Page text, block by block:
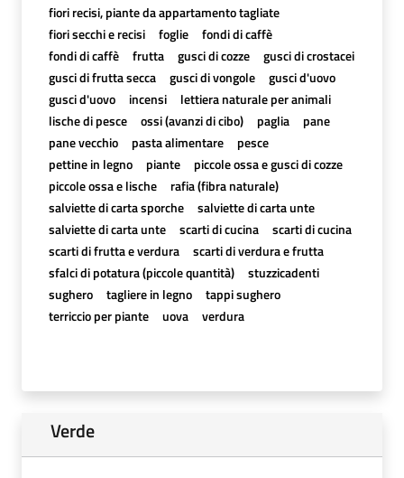
fiori recisi, piante da appartamento tagliate
fiori secchi e recisi
foglie
fondi di caffè
fondi di caffè
frutta gusci di cozze
gusci di crostacei
gusci di frutta secca
gusci di vongole
gusci d'uovo
gusci d'uovo
incensi
lettiera naturale per animali
lische di pesce
ossi (avanzi di cibo) paglia
pane
pane vecchio
pasta alimentare
pesce
pettine in legno
piante
piccole ossa e gusci di cozze
piccole ossa e lische
rafia (fibra naturale)
salviette di carta sporche
salviette di carta unte
salviette di carta unte
scarti di cucina
scarti di cucina
scarti di frutta e verdura
scarti di verdura e frutta
sfalci di potatura (piccole quantità)
stuzzicadenti
sughero
tagliere in legno
tappi sughero
terriccio per piante
uova verdura
Verde